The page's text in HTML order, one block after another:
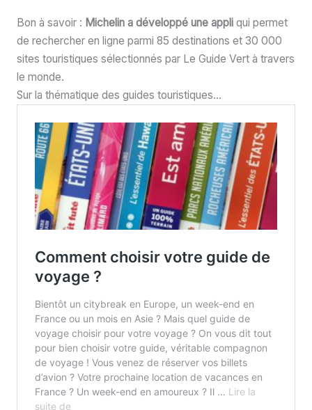
Bon à savoir : Michelin a développé une appliqui permet
de rechercher en ligne parmi 85 destinations et 30 000
sites touristiques sélectionnés par Le Guide Vert à travers
le monde.
Sur la thématique des guides touristiques…